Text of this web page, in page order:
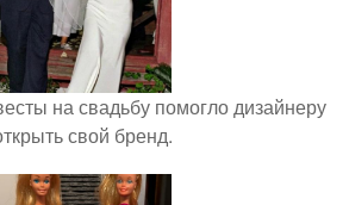
на свадьбу помогло дизайнеру
свой бренд.